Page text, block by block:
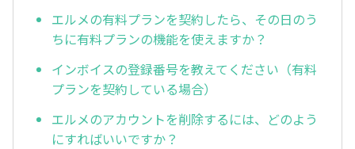
エルメの有料プランを契約したら、その日のう
ちに有料プランの機能を使えますか？
インボイスの登録番号を教えてください（有料
プランを契約している場合）
エルメのアカウントを削除するには、どのよう
にすればいいですか？